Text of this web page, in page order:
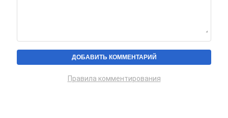
Правила комментирования